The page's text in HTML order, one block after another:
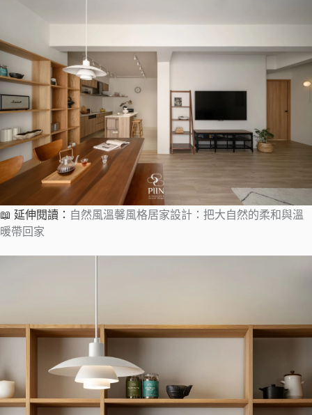
📖 延伸閱讀： 自然風溫馨風格居家設計：把大自然的柔和與溫
暖帶回家